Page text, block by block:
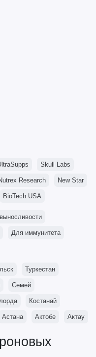
Skull Labs
Research New Star
BioTech USA
Для иммунитета
Туркестан
Семей
Костанай
Астана Актобе Актау